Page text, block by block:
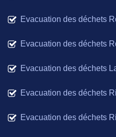
Evacuation des déchets
Evacuation des déchets
Evacuation des déchets
Evacuation des déchets
Evacuation des déchets